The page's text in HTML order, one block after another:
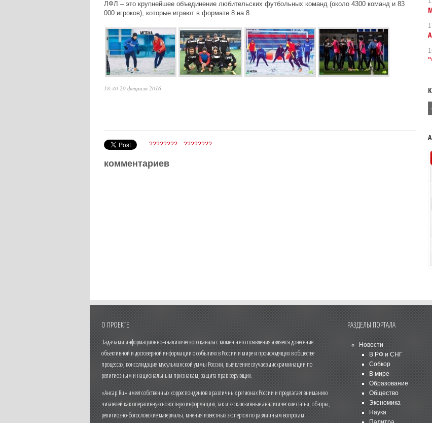
ЛФЛ – это крупнейшее объединение любительских футбольных команд (около 4300 команд и 83
000 игроков), которые играют в формате 8 на 8.
18:40 20 февраля 2016
???????? ????????
комментариев
О ПРОЕКТЕ
Задачами информационно-аналитического канала с момента его появления является донесение
объективной и достоверной информации о событиях в России и мире и происходящих в обществе
процессах, консолидация мусульманской уммы России, выявление случаев дискриминации по
религиозным и национальным признакам, защита прав верующих.
«Ансар.Ru» имеет собственных корреспондентов в различных регионах России и предлагает вниманию
читателей как оперативную новостную информацию, так и эксклюзивные аналитические статьи, обзоры,
религиозно-богословские материалы, мнения известных экспертов по различным вопросам.
РАЗДЕЛЫ ПОРТАЛА
Новости
В РФ и СНГ
Собкор
В мире
Образование
Общество
Экономика
Наука